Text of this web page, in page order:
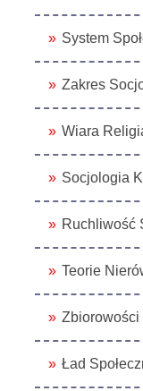
System
Zakres
Wiara
Socjologia
Ruchliwość
Teorie
Zbiorowości
Ład